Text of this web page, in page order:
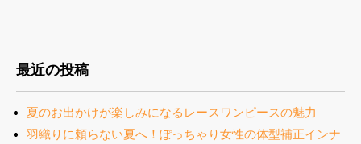
最近の投稿
夏のお出かけが楽しみになるレースワンピースの魅力
羽織りに頼らない夏へ！ぽっちゃり女性の体型補正インナ